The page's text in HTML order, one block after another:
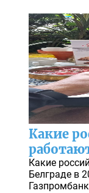
Какие
Какие
Белграде в